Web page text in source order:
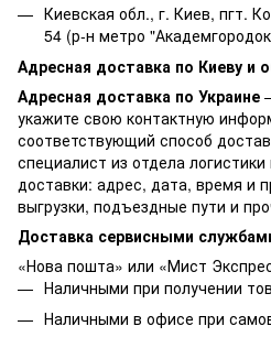
Киевская обл., г. Киев, пгт.
54 (р-н метро
Адресная доставка по Киеву и
Адресная доставка по Украине
укажите свою контактную
соответствующий способ
специалист из отдела
доставки: адрес, дата, время и
выгрузки, подъездные пути и
Доставка сервисными
«Нова пошта» или «Мист
Наличными при получении
Наличными в офисе при